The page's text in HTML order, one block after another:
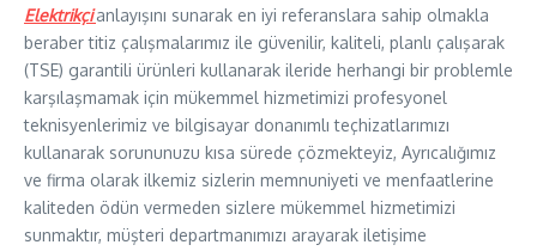
Elektrikçianlayışını sunarak en iyi referanslara sahip olmakla
beraber titiz çalışmalarımız ile güvenilir, kaliteli, planlı çalışarak
(TSE) garantili ürünleri kullanarak ileride herhangi bir problemle
karşılaşmamak için mükemmel hizmetimizi profesyonel
teknisyenlerimiz ve bilgisayar donanımlı teçhizatlarımızı
kullanarak sorununuzu kısa sürede çözmekteyiz, Ayrıcalığımız
ve firma olarak ilkemiz sizlerin memnuniyeti ve menfaatlerine
kaliteden ödün vermeden sizlere mükemmel hizmetimizi
sunmaktır, müşteri departmanımızı arayarak iletişime